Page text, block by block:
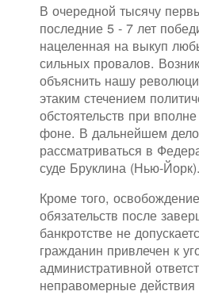
В очередной тысячу
последние 5 - 7 лет
нацеленная на выкуп
сильных провалов.
объяснить нашу
этаким стечением
обстоятельств при
фоне. В дальнейшем дело
рассматриваться в
суде Бруклина (Нью-Йорк).
Кроме того,
обязательств после
банкротстве не
гражданин привлечен к
административной
неправомерные действия